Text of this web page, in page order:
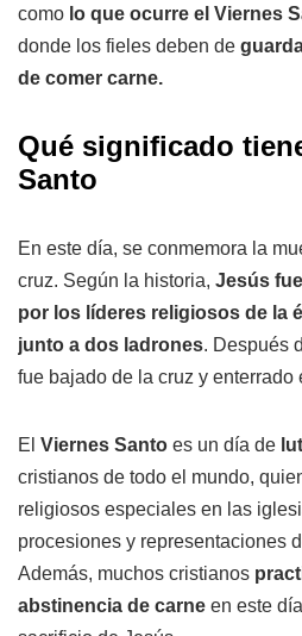
como lo que ocurre el Viernes
donde los fieles deben de
de comer carne.
Qué significado
Santo
En este día, se conmemora la
cruz. Según la historia, Jesús
por los líderes religiosos de la
junto a dos ladrones. Después
fue bajado de la cruz y enterrado
El Viernes Santo es un día de
cristianos de todo el mundo,
religiosos especiales en las
procesiones y representaciones
Además, muchos cristianos
abstinencia de carne en este